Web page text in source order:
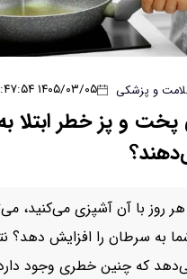
و پزشکی ۱۴۰۵/۰۳/۰۵ ۱۶:۴۷:۵۴
و پز خطر ابتلا
روز با آن آشپزی می‌کنید،
به سرطان را افزایش دهد؟
که چنین خطری وجود دارد